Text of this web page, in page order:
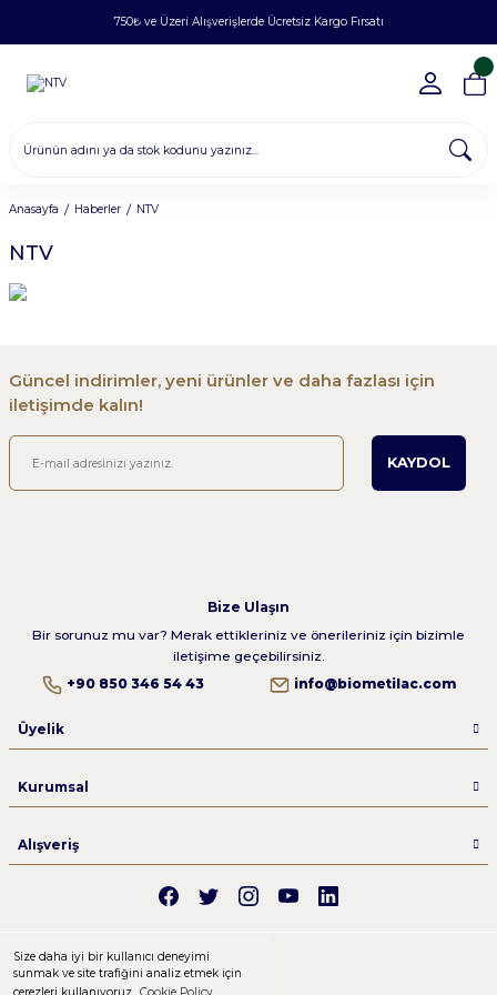
Size daha iyi bir kullanıcı deneyimi
sunmak ve site trafiğini analiz etmek için
750₺ ve Üzeri Alışverişlerde Ücretsiz Kargo Fırsatı
Anasayfa Haberler NTV
NTV
Güncel indirimler, yeni ürünler ve daha fazlası için
iletişimde kalın!
KAYDOL
Bize Ulaşın
Bir sorunuz mu var? Merak ettikleriniz ve önerileriniz için bizimle
iletişime geçebilirsiniz.
+90 850 346 54 43
info@biometilac.com
Üyelik
Kurumsal
Alışveriş